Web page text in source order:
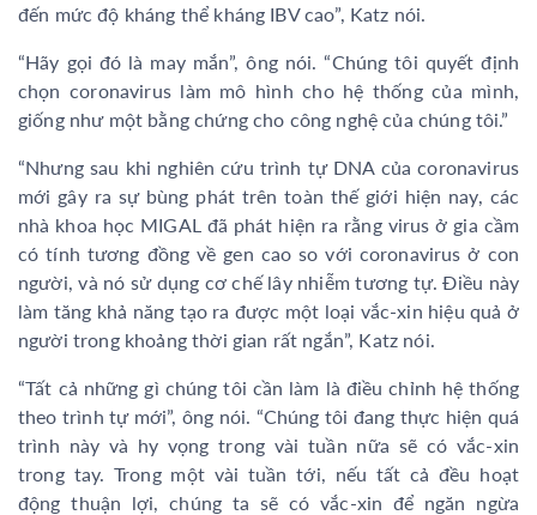
đến mức độ kháng thể kháng IBV cao”, Katz nói.
“Hãy gọi đó là may mắn”, ông nói. “Chúng tôi quyết định
chọn coronavirus làm mô hình cho hệ thống của mình,
giống như một bằng chứng cho công nghệ của chúng tôi.”
“Nhưng sau khi nghiên cứu trình tự DNA của coronavirus
mới gây ra sự bùng phát trên toàn thế giới hiện nay, các
nhà khoa học MIGAL đã phát hiện ra rằng virus ở gia cầm
có tính tương đồng về gen cao so với coronavirus ở con
người, và nó sử dụng cơ chế lây nhiễm tương tự. Điều này
làm tăng khả năng tạo ra được một loại vắc-xin hiệu quả ở
người trong khoảng thời gian rất ngắn”, Katz nói.
“Tất cả những gì chúng tôi cần làm là điều chỉnh hệ thống
theo trình tự mới”, ông nói. “Chúng tôi đang thực hiện quá
trình này và hy vọng trong vài tuần nữa sẽ có vắc-xin
trong tay. Trong một vài tuần tới, nếu tất cả đều hoạt
động thuận lợi, chúng ta sẽ có vắc-xin để ngăn ngừa